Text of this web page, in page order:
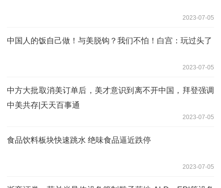
2023-07-05
中国人的饭自己做！与美脱钩？我们不怕！白宫：玩过头了
2023-07-05
中方大批取消美订单后，美才意识到离不开中国，拜登强调
中美共存|天天百事通
2023-07-05
食品饮料板块快速跳水 绝味食品逼近跌停
2023-07-05